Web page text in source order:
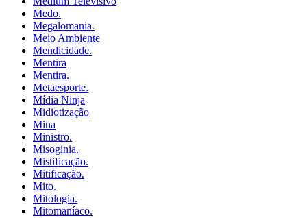
Medo.
Megalomania.
Meio Ambiente
Mendicidade.
Mentira
Mentira.
Metaesporte.
Mídia Ninja
Midiotização
Mina
Ministro.
Misoginia.
Mistificação.
Mitificação.
Mito.
Mitologia.
Mitomaníaco.